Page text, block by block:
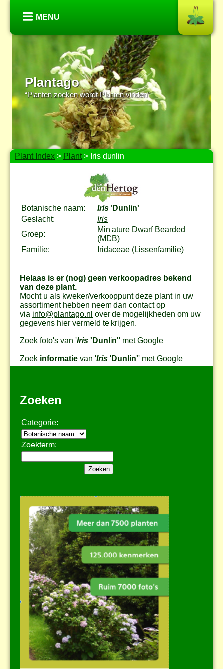
MENU
Plantago
“Planten zoeken wordt Planten vinden”
Plant Index > Plant> Iris dunlin
Botanische naam: Iris 'Dunlin'
Geslacht:
Iris
Groep:
Miniature Dwarf Bearded
(MDB)
Familie:
Iridaceae (Lissenfamilie)
Helaas is er (nog) geen verkoopadres bekend
van deze plant.
Mocht u als kweker/verkooppunt deze plant in uw
assortiment hebben neem dan contact op
via info@plantago.nl over de mogelijkheden om uw
gegevens hier vermeld te krijgen.
Zoek foto's van 'Iris 'Dunlin'' metGoogle
Zoek informatie van 'Iris 'Dunlin'' metGoogle
Zoeken
Categorie:
Zoekterm: